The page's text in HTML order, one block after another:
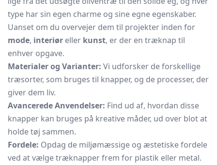
type har sin egen charme og sine egne egenskaber.
Uanset om du overvejer dem til projekter inden for
mode, interiør eller kunst, er der en træknap til
enhver opgave.
Materialer og Varianter: Vi udforsker de forskellige
træsorter, som bruges til knapper, og de processer, der
giver dem liv.
Avancerede Anvendelser: Find ud af, hvordan disse
knapper kan bruges på kreative måder, ud over blot at
holde tøj sammen.
Fordele: Opdag de miljømæssige og æstetiske fordele
ved at vælge træknapper frem for plastik eller metal.